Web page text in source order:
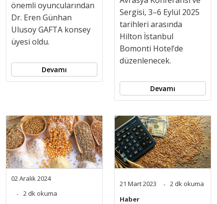
önemli oyuncularından
Dr. Eren Günhan
Ulusoy GAFTA konsey
üyesi oldu.
Devamı
Sergisi, 3–6 Eylül 2025
tarihleri arasında
Hilton İstanbul
Bomonti Hotel’de
düzenlenecek.
Devamı
02 Aralık 2024
2 dk okuma
21 Mart 2023
2 dk okuma
Haber